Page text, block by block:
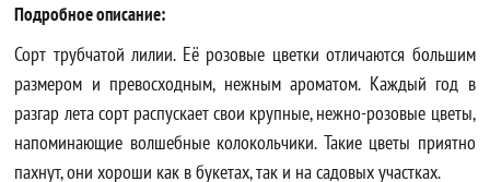
Подробное описание:
Сорт трубчатой лилии. Её розовые цветки отличаются большим
размером и превосходным, нежным ароматом. Каждый год в
разгар лета сорт распускает свои крупные, нежно-розовые цветы,
напоминающие волшебные колокольчики. Такие цветы приятно
пахнут, они хороши как в букетах, так и на садовых участках.